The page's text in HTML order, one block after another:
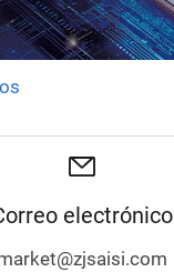
electrónico